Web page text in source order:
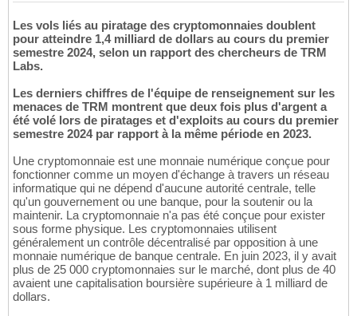
Les vols liés au piratage des cryptomonnaies doublent
pour atteindre 1,4 milliard de dollars au cours du premier
semestre 2024, selon un rapport des chercheurs de TRM
Labs.
Les derniers chiffres de l'équipe de renseignement sur les
menaces de TRM montrent que deux fois plus d'argent a
été volé lors de piratages et d'exploits au cours du premier
semestre 2024 par rapport à la même période en 2023.
Une cryptomonnaie est une monnaie numérique conçue pour
fonctionner comme un moyen d'échange à travers un réseau
informatique qui ne dépend d'aucune autorité centrale, telle
qu'un gouvernement ou une banque, pour la soutenir ou la
maintenir. La cryptomonnaie n'a pas été conçue pour exister
sous forme physique. Les cryptomonnaies utilisent
généralement un contrôle décentralisé par opposition à une
monnaie numérique de banque centrale. En juin 2023, il y avait
plus de 25 000 cryptomonnaies sur le marché, dont plus de 40
avaient une capitalisation boursière supérieure à 1 milliard de
dollars.